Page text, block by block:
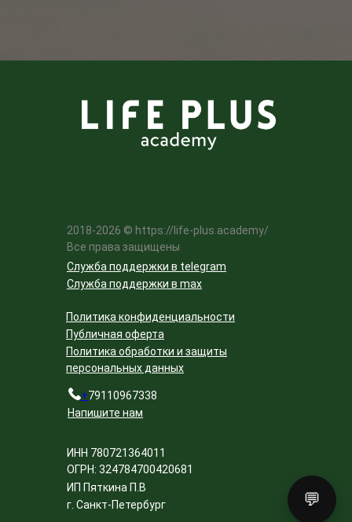
💬
2018-2026 © https://life-plus.academy/
Все права защищены
Напишите нам
Политика обработки и защиты
персональных данных
Публичная оферта
Служба поддержки в max
Служба поддержки в telegram
Политика конфиденциальности
+79110967338
ИНН 780721364011
ОГРН: 324784700420681
г. Санкт-Петербург
ИП Пяткина П.В